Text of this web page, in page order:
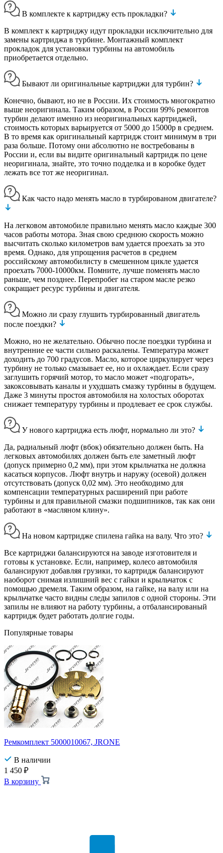
В комплекте к картриджу есть прокладки?
В комплект к картриджу идут прокладки исключительно для
замены картриджа в турбине. Монтажный комплект
прокладок для установки турбины на автомобиль
приобретается отдельно.
Бывают ли оригинальные картриджи для турбин?
Конечно, бывают, но не в России. Их стоимость многократно
выше неоригинала. Таким образом, в России 99% ремонтов
турбин делают именно из неоригинальных картриджей,
стоимость которых варьируется от 5000 до 15000р в среднем.
В то время как оригинальный картридж стоит минимум в три
раза больше. Потому они абсолютно не востребованы в
России и, если вы видите оригинальный картридж по цене
неоригинала, знайте, это точно подделка и в коробке будет
лежать все тот же неоригинал.
Как часто надо менять масло в турбированом двигателе?
На легковом автомобиле правильно менять масло каждые 300
часов работы мотора. Зная свою среднюю скорость можно
высчитать сколько километров вам удается проехать за это
время. Однако, для упрощения расчетов в среднем
российскому автомобилисту в смешенном цикле удается
проехать 7000-10000км. Помните, лучше поменять масло
раньше, чем позднее. Перепробег на старом масле резко
сокращает ресурс турбины и двигателя.
Можно ли сразу глушить турбированный двигатель
после поездки?
Можно, но не желательно. Обычно после поездки турбина и
внутренние ее части сильно раскалены. Температура может
доходить до 700 градусов. Масло, которое циркулирует через
турбину не только смазывает ее, но и охлаждает. Если сразу
заглушить горячий мотор, то масло может «подгорать»,
закоксовывать каналы и ухудшать смазку турбины в будущем.
Даже 3 минуты простоя автомобиля на холостых оборотах
снижает температуру турбины и продлевает ее срок службы.
У нового картриджа есть люфт, нормально ли это?
Да, радиальный люфт (вбок) обязательно должен быть. На
легковых автомобилях должен быть еле заметный люфт
(допуск примерно 0,2 мм), при этом крыльчатка не должна
касаться корпусов. Люфт внутрь и наружу (осевой) должен
отсутствовать (допуск 0,02 мм). Это необходимо для
компенсации температурных расширений при работе
турбины и для правильной смазки подшипников, так как они
работают в «масляном клину».
На новом картридже спилена гайка на валу. Что это?
Все картриджи балансируются на заводе изготовителя и
готовы к установке. Если, например, колесо автомобиля
балансируют добавляя грузики, то картридж балансируют
наоборот снимая излишний вес с гайки и крыльчаток с
помощью дремеля. Таким образом, на гайке, на валу или на
крыльчатке часто видны следы запилов с одной стороны. Эти
запилы не влияют на работу турбины, а отбалансированый
картридж будет работать долгие годы.
Популярные товары
Ремкомплект 5000010067, JRONE
В наличии
1 450 ₽
В корзину